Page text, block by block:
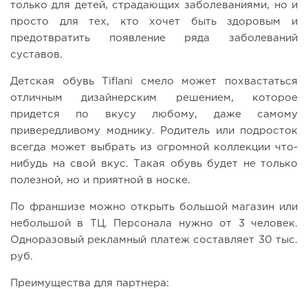
только для детей, страдающих заболеваниями, но и
просто для тех, кто хочет быть здоровым и
предотвратить появление ряда заболеваний
суставов.
Детская обувь Tiflani смело может похвастаться
отличным дизайнерским решением, которое
придется по вкусу любому, даже самому
привередливому моднику. Родитель или подросток
всегда может выбрать из огромной коллекции что-
нибудь на свой вкус. Такая обувь будет не только
полезной, но и приятной в носке.
По франшизе можно открыть большой магазин или
небольшой в ТЦ. Персонала нужно от 3 человек.
Одноразовый рекламный платеж составляет 30 тыс.
руб.
Преимущества для партнера: